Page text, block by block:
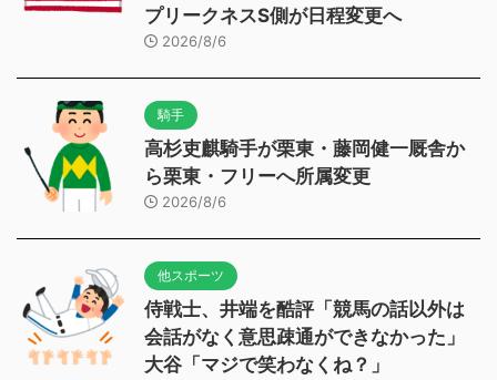
プリークネスS側が日程変更へ
2026/8/6
騎手
高杉吏麒騎手が栗東・藤岡健一厩舎か
ら栗東・フリーへ所属変更
2026/8/6
他スポーツ
侍戦士、井端を酷評「競馬の話以外は
会話がなく意思疎通ができなかった」
大谷「マジで笑わなくね？」